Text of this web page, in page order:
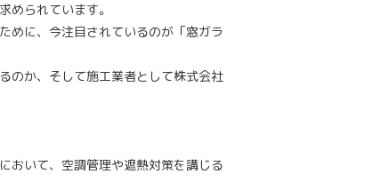
められています。
めに、今注目されているのが「窓ガラ
のか、そして施工業者として株式会社
おいて、空調管理や遮熱対策を講じる